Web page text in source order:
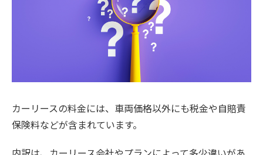
カーリースの料金には、車両価格以外にも税金や自賠責
保険料などが含まれています。